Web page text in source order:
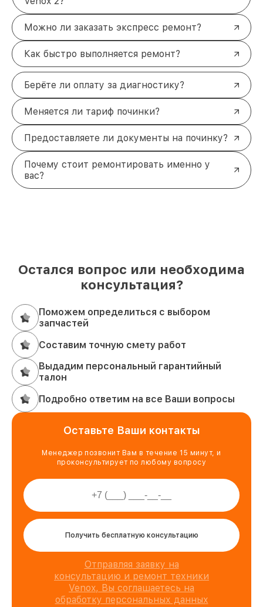
Можно ли заказать экспресс ремонт?
Как быстро выполняется ремонт?
Берёте ли оплату за диагностику?
Меняется ли тариф починки?
Предоставляете ли документы на починку?
Почему стоит ремонтировать именно у
вас?
Остался вопрос или необходима
консультация?
Поможем определиться с выбором
запчастей
Составим точную смету работ
Выдадим персональный гарантийный
талон
Подробно ответим на все Ваши вопросы
Оставьте Ваши контакты
Менеджер позвонит Вам в течение 15 минут, и
проконсультирует по любому вопросу
Получить бесплатную консультацию
Отправляя заявку на
консультацию и ремонт техники
Venox, Вы соглашаетесь на
обработку персональных данных